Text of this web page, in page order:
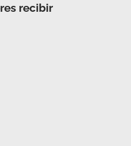
recibir